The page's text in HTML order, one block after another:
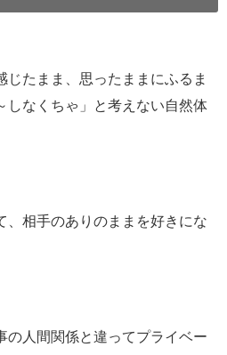
じたまま、思ったままにふるま
しなくちゃ」と考えない自然体
、相手のありのままを好きにな
の人間関係と違ってプライベー